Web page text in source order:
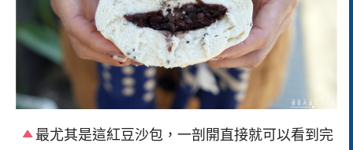
最尤其是這紅豆沙包，一剖開直接就可以看到完